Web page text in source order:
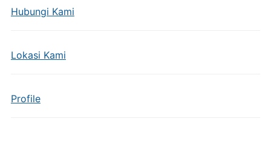
Hubungi Kami
Lokasi Kami
Profile